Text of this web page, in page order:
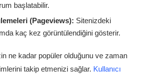
başlatabilir.
(Pageviews): Sitenizdeki
kaç kez görüntülendiğini gösterir.
ne kadar popüler olduğunu ve zaman
takip etmenizi sağlar. Kullanıcı